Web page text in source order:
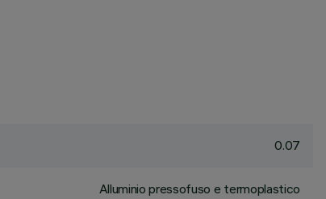
0.07
Alluminio pressofuso e termoplastico